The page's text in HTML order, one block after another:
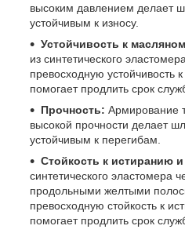
высоким давлением делает
устойчивым к износу.
Устойчивость к
из синтетического
превосходную устойчивость
помогает продлить срок
Прочность: Армирование
высокой прочности делает
устойчивым к перегибам.
Стойкость к истиранию
синтетического эластомера
продольными желтыми
превосходную стойкость к
помогает продлить срок